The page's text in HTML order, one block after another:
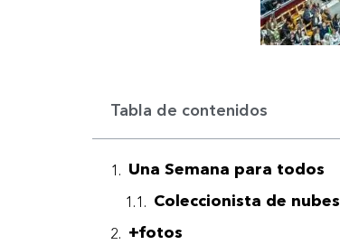
Tabla de contenidos
Una Semana para todos
Coleccionista de nubes
+fotos